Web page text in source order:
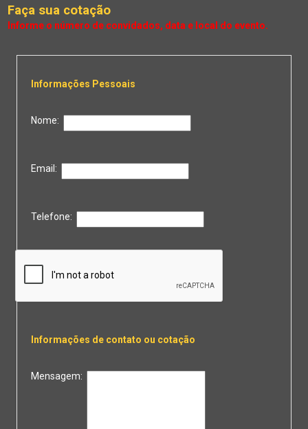
Faça sua cotação
Informações Pessoais
Nome:
Email:
Telefone:
Informações de contato ou cotação
Mensagem: